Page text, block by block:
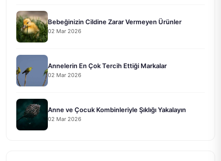
Bebeğinizin Cildine Zarar Vermeyen Ürünler
02 Mar 2026
Annelerin En Çok Tercih Ettiği Markalar
02 Mar 2026
Anne ve Çocuk Kombinleriyle Şıklığı Yakalayın
02 Mar 2026